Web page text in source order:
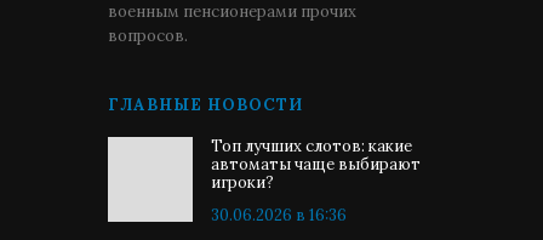
военным пенсионерами прочих
вопросов.
ГЛАВНЫЕ НОВОСТИ
Топ лучших слотов: какие
автоматы чаще выбирают
игроки?
30.06.2026 в 16:36